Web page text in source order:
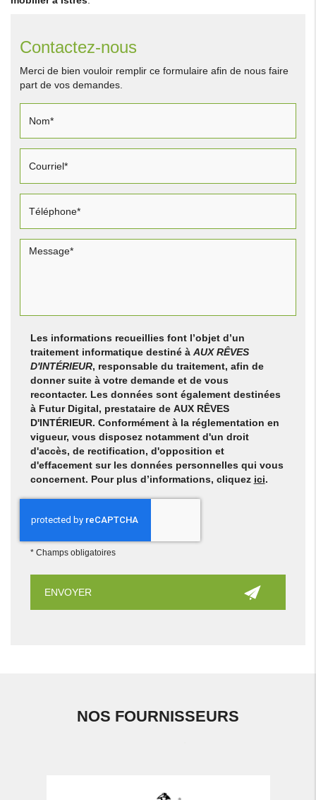
Contactez-nous
Merci de bien vouloir remplir ce formulaire afin de nous faire
part de vos demandes.
Les informations recueillies font l’objet d’un
traitement informatique destiné àAUX RÊVES
D'INTÉRIEUR, responsable du traitement, afin de
donner suite à votre demande et de vous
recontacter. Les données sont également destinées
à Futur Digital, prestataire de AUX RÊVES
D'INTÉRIEUR. Conformément à la réglementation en
vigueur, vous disposez notamment d'un droit
d'accès, de rectification, d'opposition et
d'effacement sur les données personnelles qui vous
concernent. Pour plus d’informations, cliquez ici.
* Champs obligatoires
NOS FOURNISSEURS